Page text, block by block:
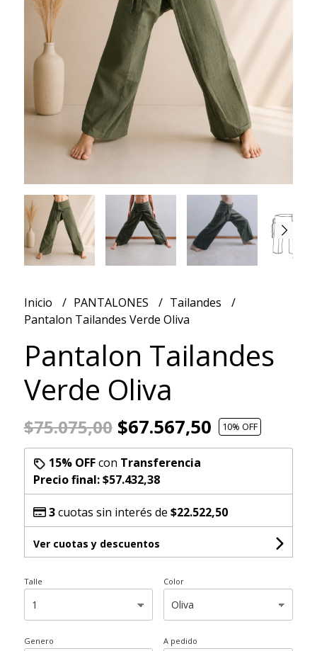
Inicio PANTALONES
Tailandes
Pantalon Tailandes Verde Oliva
Pantalon Tailandes
Verde Oliva
$75.075,00$67.567,50 10% OFF
15% OFFcon Transferencia
Precio final:$57.432,38
3cuotas sin interés de $22.522,50
Ver cuotas y descuentos
Talle Color
Genero A pedido